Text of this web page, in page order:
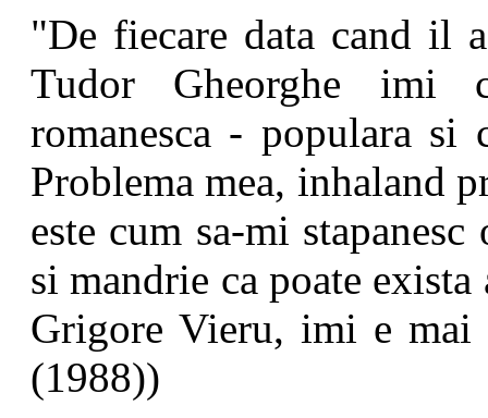
"De fiecare data cand il
Tudor Gheorghe imi
romanesca - populara
Problema mea, inhaland
este cum sa-mi
si mandrie ca poate
Grigore Vieru, imi e mai
(1988))